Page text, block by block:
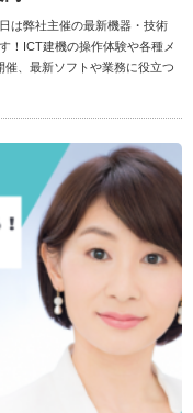
は弊社主催の最新機器・技術
！ICT建機の操作体験や各種メ
、最新ソフトや業務に役立つ